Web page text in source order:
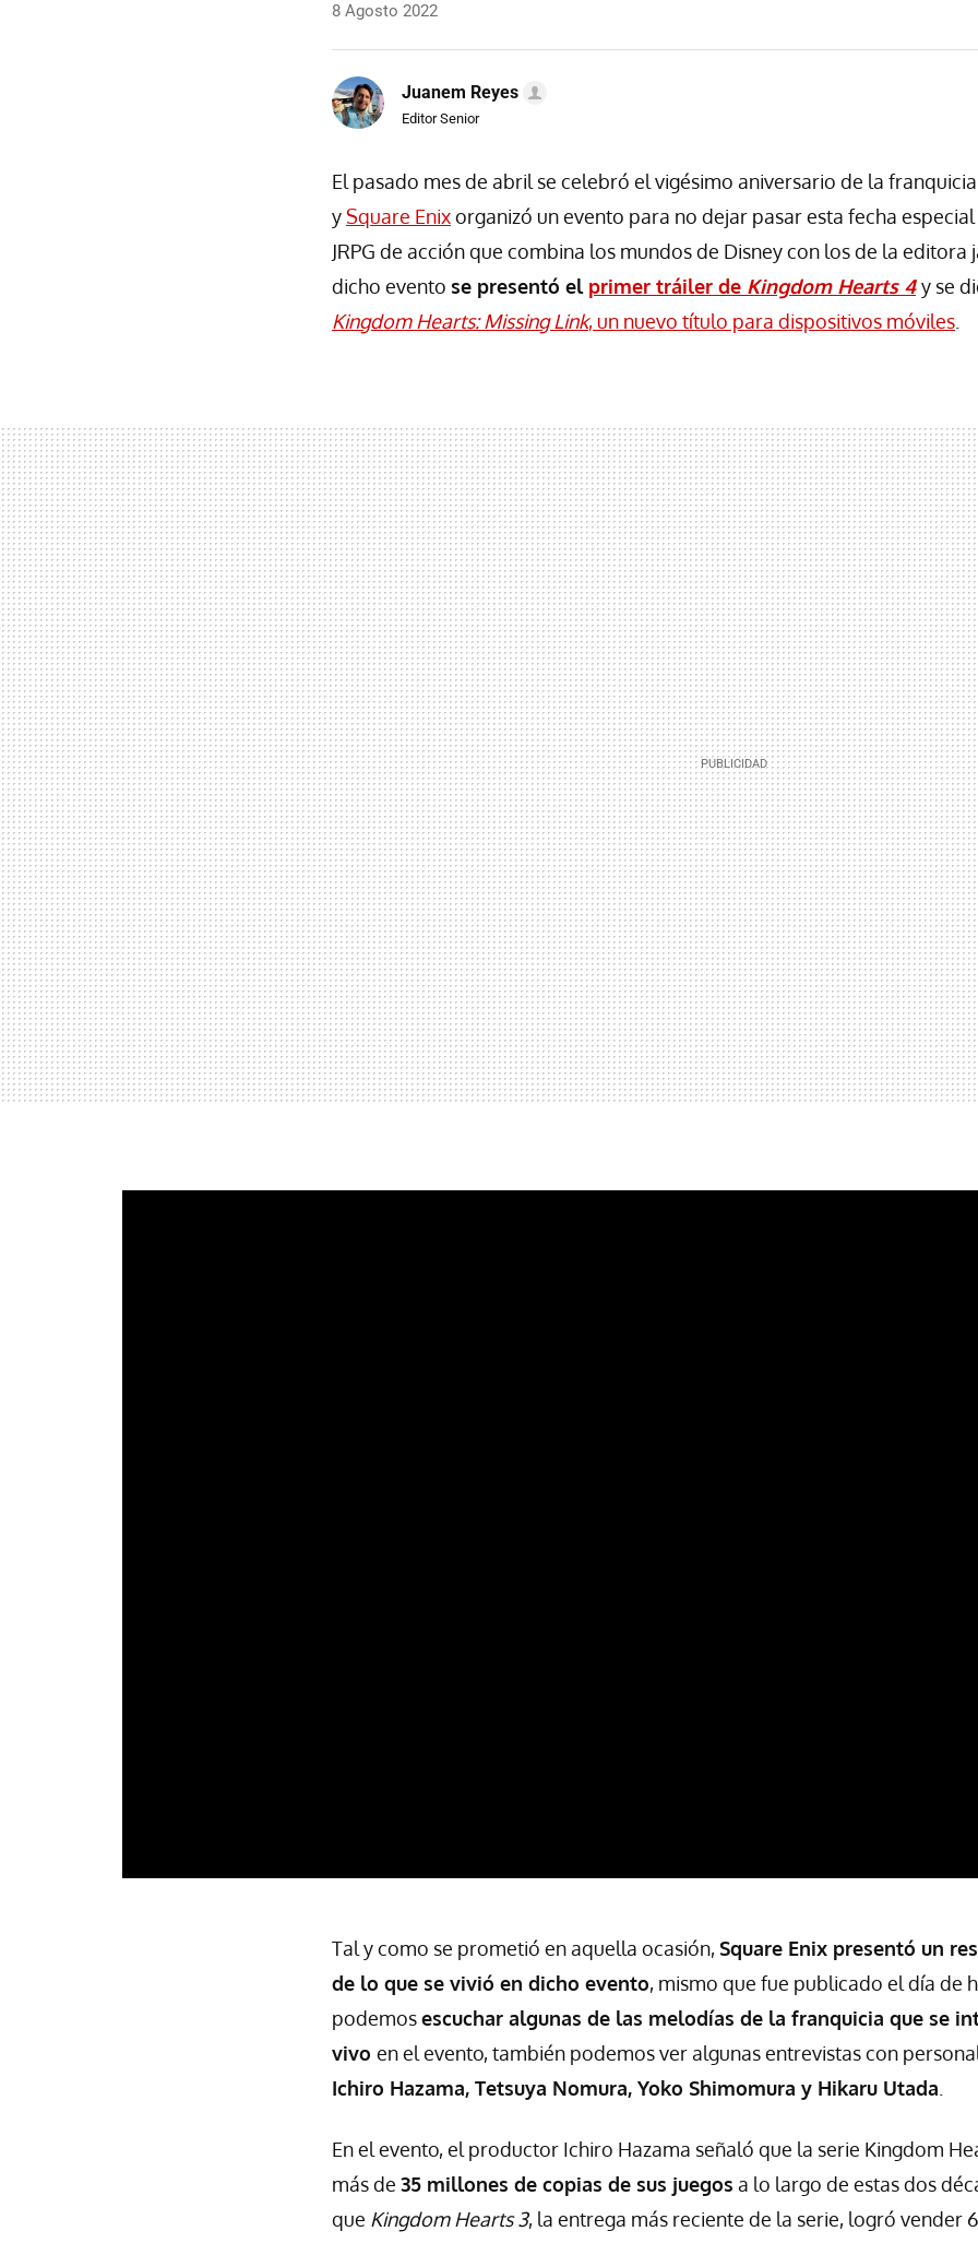
8 Agosto 2022
Juanem Reyes
Editor Senior
El pasado mes de abril se celebró el vigésimo aniversario de la franquicia
ySquare Enixorganizó un evento para no dejar pasar esta fecha
JRPG de acción que combina los mundos de Disney con los de la editora
dicho evento se presentó el primer tráiler de Kingdom Hearts 4 y se
Kingdom Hearts: Missing Link, un nuevo título para dispositivos móviles
Tal y como se prometió en aquella ocasión, Square Enix presentó un
de lo que se vivió en dicho evento, mismo que fue publicado el día de
podemosescuchar algunas de las melodías de la franquicia que se
vivo en el evento, también podemos ver algunas entrevistas con
Ichiro Hazama, Tetsuya Nomura, Yoko Shimomura y Hikaru Utada
En el evento, el productor Ichiro Hazama señaló que la serie Kingdom
más de 35 millones de copias de sus juegos a lo largo de estas dos
que Kingdom Hearts 3, la entrega más reciente de la serie, logró vender